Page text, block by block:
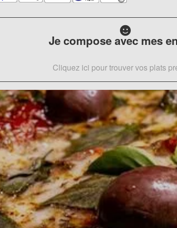
Je compose avec mes
Cliquez ici pour trouver vos plats